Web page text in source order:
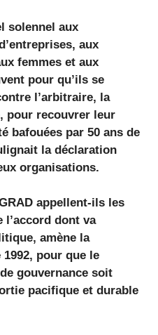
solennel aux
aux
femmes et aux
pour qu’ils se
l’arbitraire, la
pour recouvrer leur
bafouées par 50 ans de
la déclaration
organisations.
appellent-ils les
l’accord dont va
amène la
pour que le
gouvernance soit
pacifique et durable